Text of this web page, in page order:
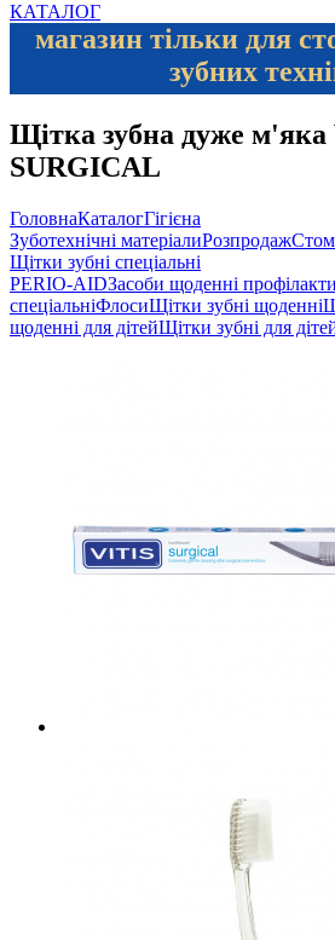
КАТАЛОГ
магазин тільки для
зубних
Щітка зубна дуже
SURGICAL
ГоловнаКаталогГігієна
Зуботехнічні матеріалиРозпродаж
Щітки зубні спеціальні
PERIO-AIDЗасоби щоденні
спеціальніФлосиЩітки зубні щоденні
щоденні для дітейЩітки зубні для